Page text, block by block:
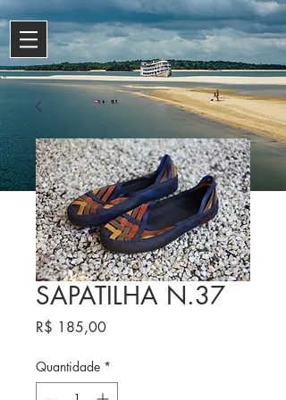
SAPATILHA N.37
R$ 185,00Preço
Quantidade *